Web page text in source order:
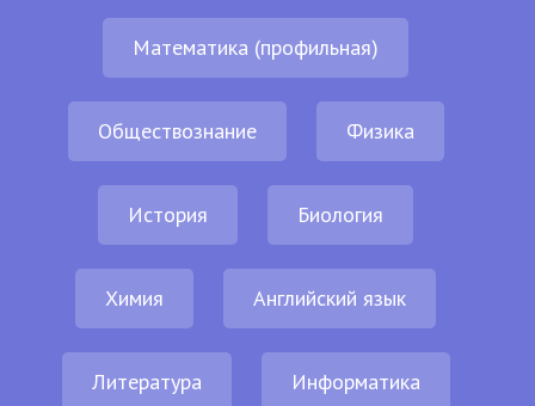
Математика (профильная)
Обществознание Физика
История Биология
Химия Английский язык
Литература Информатика